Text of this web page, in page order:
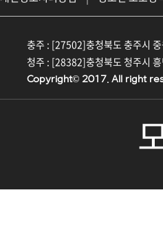
충주 : [27502]충청북도 충주시
청주 : [28382]충청북도 청주시
Copyright© 2017. All right